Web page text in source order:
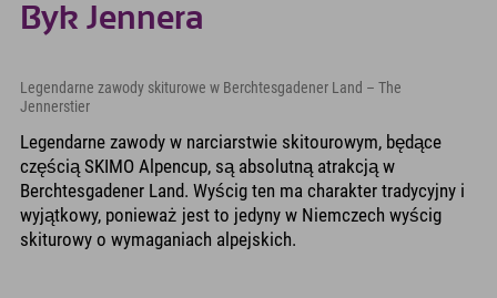
Byk Jennera
Legendarne zawody skiturowe w Berchtesgadener Land – The
Jennerstier
Legendarne zawody w narciarstwie skitourowym, będące
częścią SKIMO Alpencup, są absolutną atrakcją w
Berchtesgadener Land. Wyścig ten ma charakter tradycyjny i
wyjątkowy, ponieważ jest to jedyny w Niemczech wyścig
skiturowy o wymaganiach alpejskich.